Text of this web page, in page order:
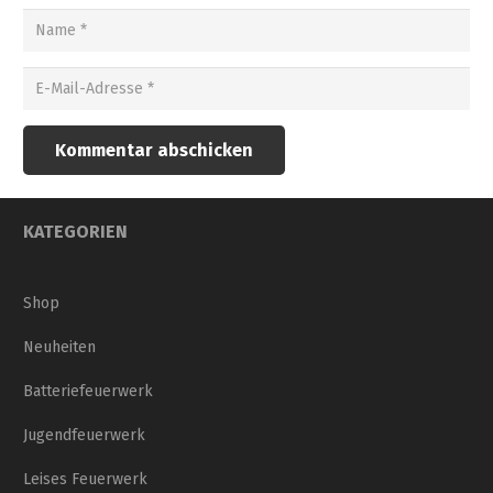
Kommentar abschicken
KATEGORIEN
Shop
Neuheiten
Batteriefeuerwerk
Jugendfeuerwerk
Leises Feuerwerk